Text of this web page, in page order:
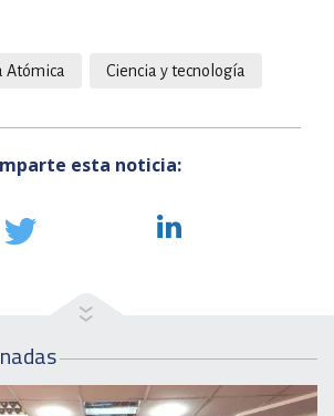
Atómica Ciencia y tecnología
esta noticia: